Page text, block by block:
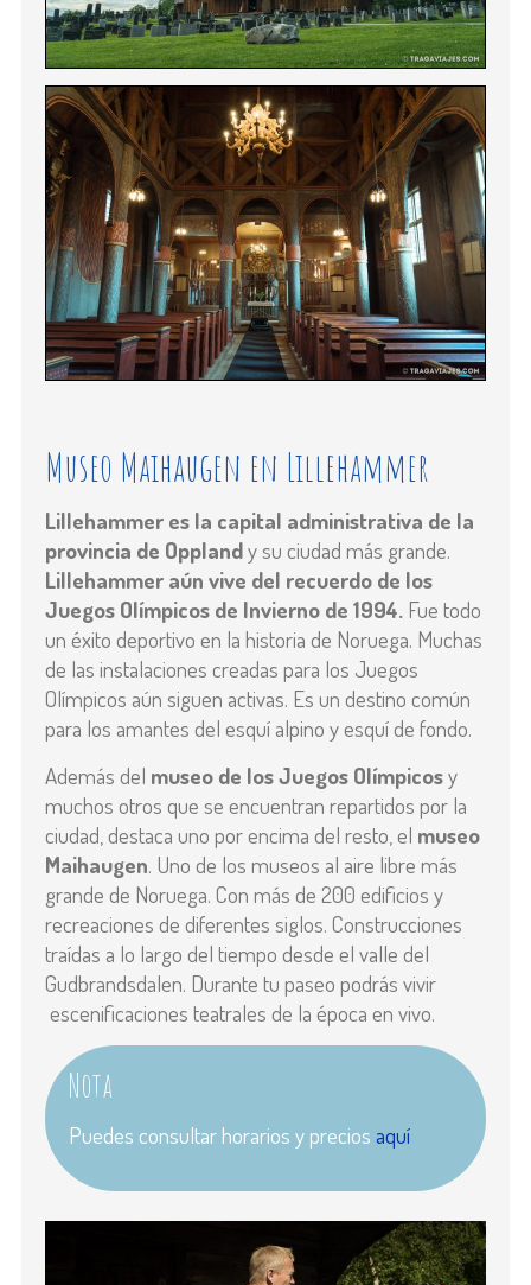
Museo Maihaugen en Lillehammer
Lillehammer es la capital administrativa de la
provincia de Opplandy su ciudad más grande.
Lillehammer aún vive del recuerdo de los
Juegos Olímpicos de Invierno de 1994. Fue todo
un éxito deportivo en la historia de Noruega. Muchas
de las instalaciones creadas para los Juegos
Olímpicos aún siguen activas. Es un destino común
para los amantes del esquí alpino y esquí de fondo.
Además del museo de los Juegos Olímpicosy
muchos otros que se encuentran repartidos por la
ciudad, destaca uno por encima del resto, el museo
Maihaugen. Uno de los museos al aire libre más
grande de Noruega. Con más de 200 edificios y
recreaciones de diferentes siglos. Construcciones
traídas a lo largo del tiempo desde el valle del
Gudbrandsdalen. Durante tu paseo podrás vivir
escenificaciones teatrales de la época en vivo.
Nota
Puedes consultar horarios y precios aquí